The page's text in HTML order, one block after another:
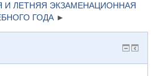
И ЛЕТНЯЯ ЭКЗАМЕНАЦИОННАЯ
ГОДА